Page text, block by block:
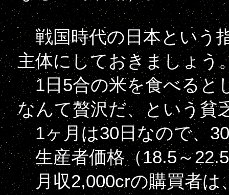
戦国時代の日本という
主体にしておきましょう
1日5合の米を食べると
なんて贅沢だ、という貧
1ヶ月は30日なので、
生産者価格（18.5～
月収2,000crの購買者は